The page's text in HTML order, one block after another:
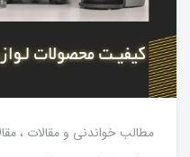
مطالب خواندنی و مقالات